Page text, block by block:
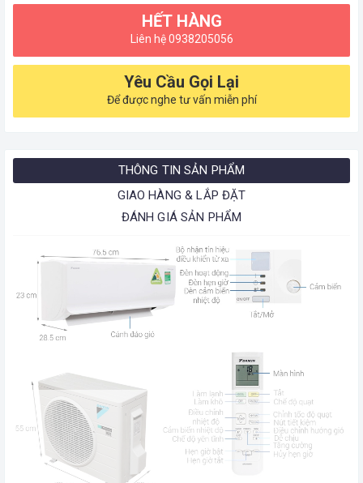
HẾT HÀNG
Liên hệ 0938205056
Yêu Cầu Gọi Lại
Để được nghe tư vấn miễn phí
THÔNG TIN SẢN PHẨM
GIAO HÀNG & LẮP ĐẶT
ĐÁNH GIÁ SẢN PHẨM